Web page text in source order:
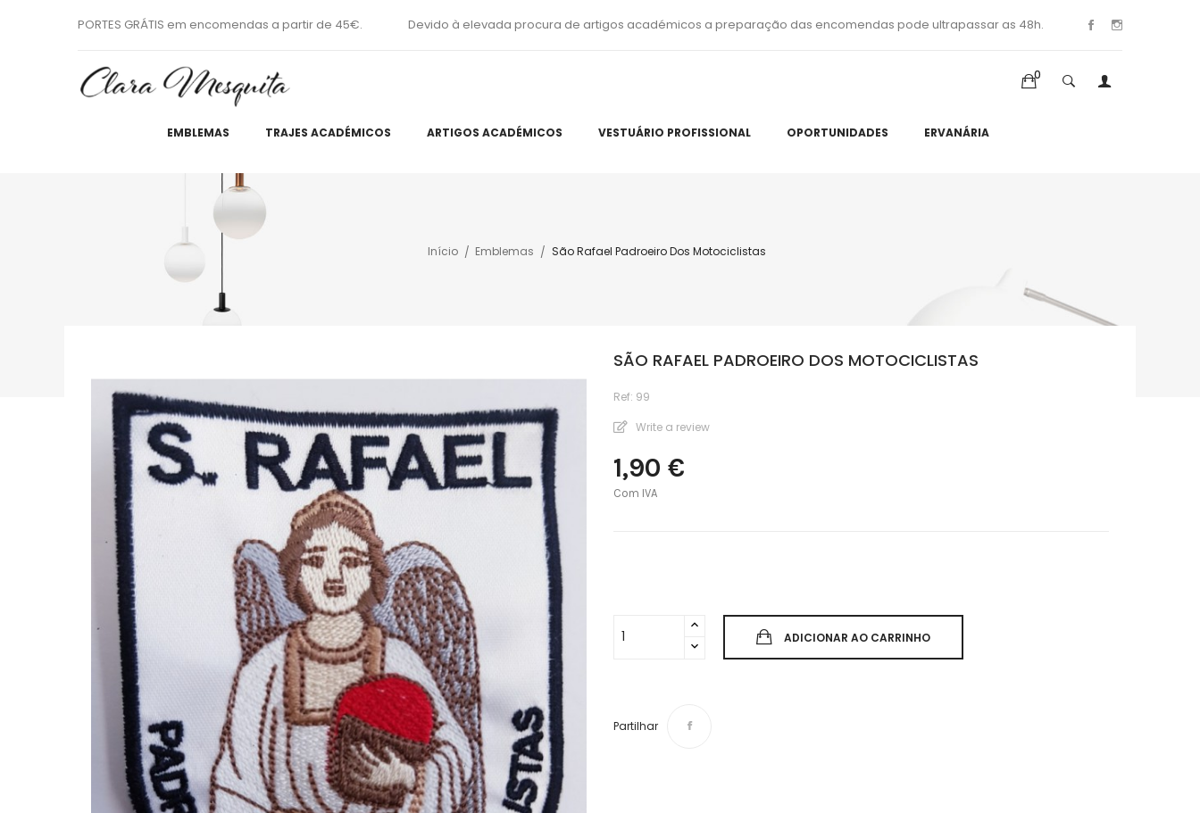
PORTES GRÁTIS em encomendas a partir de 45€. Devido à elevada procura de artigos académicos a preparação das encomendas pode ultrapassar as 48h.
0
EMBLEMAS TRAJES ACADÉMICOS ARTIGOS ACADÉMICOS VESTUÁRIO PROFISSIONAL OPORTUNIDADES ERVANÁRIA
Início Emblemas São Rafael Padroeiro Dos Motociclistas
SÃO RAFAEL PADROEIRO DOS MOTOCICLISTAS
Ref: 99
Write a review
1,90 €
Com IVA
ADICIONAR AO CARRINHO
Partilhar